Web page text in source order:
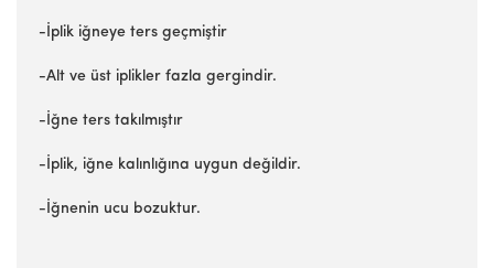
-İplik iğneye ters geçmiştir
-Alt ve üst iplikler fazla gergindir.
-İğne ters takılmıştır
-İplik, iğne kalınlığına uygun değildir.
-İğnenin ucu bozuktur.